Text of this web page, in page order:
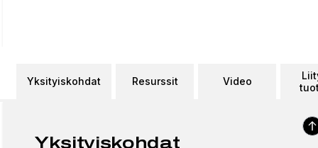
Yksityiskohdat Resurssit Video
Yksityiskohdat